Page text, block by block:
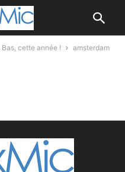
cette année ! amsterdam